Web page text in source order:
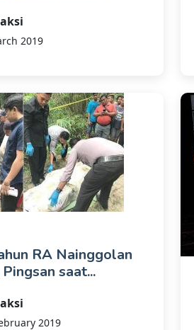
2019
RA Nainggolan
saat...
2019